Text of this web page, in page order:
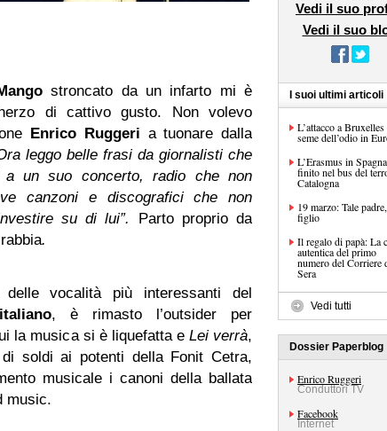
stroncato da un infarto mi è
di cattivo gusto. Non volevo
Enrico Ruggeri a tuonare dalla
leggo belle frasi da giornalisti che
a un suo concerto, radio che non
canzoni e discografici che non
su di lui”. Parto proprio da
.
delle vocalità più interessanti del
, è rimasto l’outsider per
la musica si è liquefatta e Lei verrà,
soldi ai potenti della Fonit Cetra,
musicale i canoni della ballata
music.
Vedi il suo
Vedi il suo
I suoi ultimi articoli
L’attacco a
seme dell’odio in
L’Erasmus in Spagna
finito nel bus del
Catalogna
19 marzo: Tale
figlio
Il regalo di papà: La
autentica del primo
numero del Corriere
Sera
Vedi tutti
Dossier Paperblog
Enrico Ruggeri
Conduttori TV
Facebook
Internet